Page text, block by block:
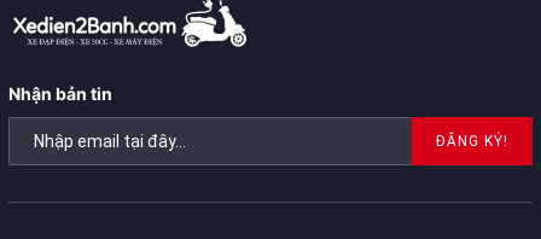
Nhận bản tin
ĐĂNG KÝ!